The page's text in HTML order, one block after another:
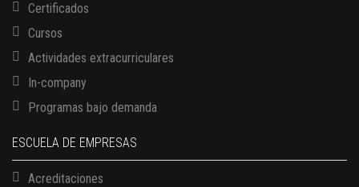
Certificados
Cursos
Actividades extracurriculares
In-company
Programas bajo demanda
ESCUELA DE EMPRESAS
Acreditaciones